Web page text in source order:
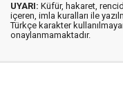
UYARI: Küfür, hakaret,
içeren, imla kuralları ile
Türkçe karakter
onaylanmamaktadır.